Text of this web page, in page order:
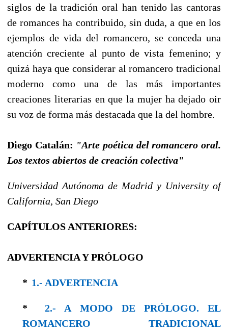
siglos de la tradición oral han tenido las cantoras
de romances ha contribuido, sin duda, a que en los
ejemplos de vida del romancero, se conceda una
atención creciente al punto de vista femenino; y
quizá haya que considerar al romancero tradicional
moderno como una de las más importantes
creaciones literarias en que la mujer ha dejado oir
su voz de forma más destacada que la del hombre.
Diego Catalán: "Arte poética del romancero oral.
Los textos abiertos de creación colectiva"
Universidad Autónoma de Madrid y University of
California, San Diego
CAPÍTULOS ANTERIORES:
ADVERTENCIA Y PRÓLOGO
* 1.- ADVERTENCIA
*2.- A MODO DE PRÓLOGO. EL
ROMANCERO TRADICIONAL